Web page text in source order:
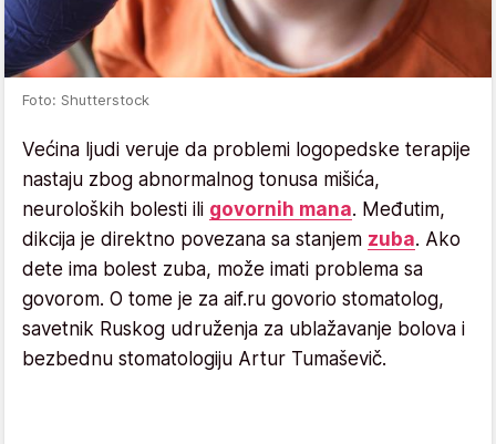
Foto: Shutterstock
Većina ljudi veruje da problemi logopedske terapije
nastaju zbog abnormalnog tonusa mišića,
neuroloških bolesti ili govornih mana. Međutim,
dikcija je direktno povezana sa stanjem zuba. Ako
dete ima bolest zuba, može imati problema sa
govorom. O tome je za aif.ru govorio stomatolog,
savetnik Ruskog udruženja za ublažavanje bolova i
bezbednu stomatologiju Artur Tumaševič.